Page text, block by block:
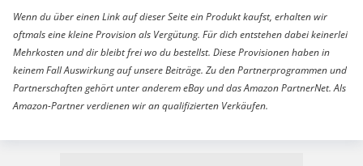
Wenn du über einen Link auf dieser Seite ein Produkt kaufst, erhalten wir
oftmals eine kleine Provision als Vergütung. Für dich entstehen dabei keinerlei
Mehrkosten und dir bleibt frei wo du bestellst. Diese Provisionen haben in
keinem Fall Auswirkung auf unsere Beiträge. Zu den Partnerprogrammen und
Partnerschaften gehört unter anderem eBay und das Amazon PartnerNet. Als
Amazon-Partner verdienen wir an qualifizierten Verkäufen.